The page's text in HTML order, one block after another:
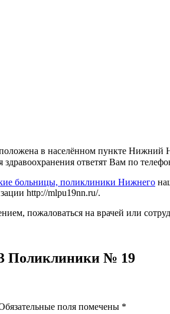
в населённом пункте Нижний
ответят Вам по
больницы, поликлиники Нижнего
http://mlpu19nn.ru/.
пожаловаться на врачей или
Поликлиники № 19
поля помечены *